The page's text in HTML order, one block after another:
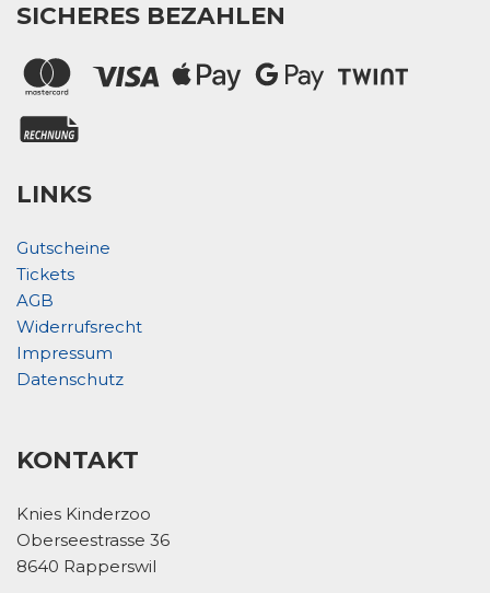
SICHERES BEZAHLEN
LINKS
Gutscheine
Tickets
AGB
Widerrufsrecht
Impressum
Datenschutz
KONTAKT
Knies Kinderzoo
Oberseestrasse 36
8640 Rapperswil